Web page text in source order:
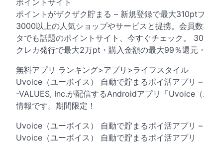
ポイントがザクザク貯まる – 新規登録で最大310pt
3000以上の人気ショップやサービスと提携。会員
タでも話題のポイントサイト、今すぐチェック。
クレカ発行で最大2万pt・購入金額の最大99％還元
無料アプリ ランキング>アプリ>ライフスタイル
Uvoice（ユーボイス） 自動で貯まるポイ活アプリ –
-VALUES, Inc.が配信するAndroidアプリ「Uvoice
情報です。期間限定！
Uvoice（ユーボイス） 自動で貯まるポイ活アプリ
Uvoice（ユーボイス） 自動で貯まるポイ活アプリ